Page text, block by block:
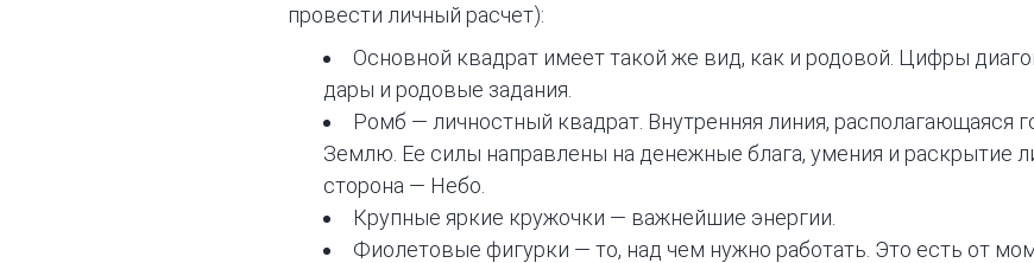
провести личный расчет):
Основной квадрат имеет такой же вид, как и родовой. Цифры
дары и родовые задания.
Ромб — личностный квадрат. Внутренняя линия, располагающаяся
Землю. Ее силы направлены на денежные блага, умения и раскрытие
сторона — Небо.
Крупные яркие кружочки — важнейшие энергии.
Фиолетовые фигурки — то, над чем нужно работать. Это есть от